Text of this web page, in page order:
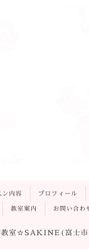
ン内容 プロフィール
教室案内 お問い合わ
室☆SAKINE(富士市